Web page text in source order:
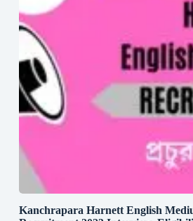
Kanchrapara Harnett English